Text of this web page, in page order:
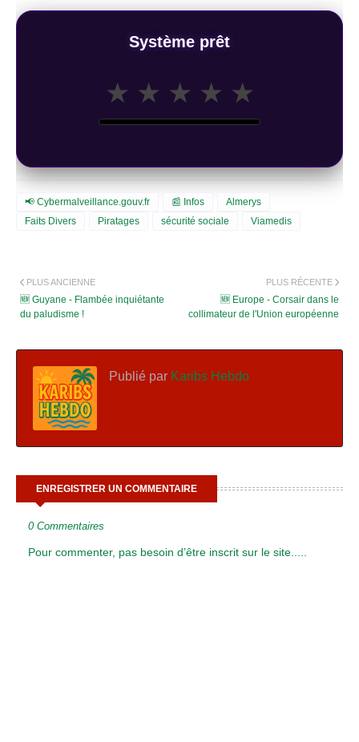
Système prêt
★ ★ ★ ★ ★
📢 Cybermalveillance.gouv.fr 📰 Infos
Almerys
Faits Divers
Piratages sécurité sociale Viamedis
PLUS RÉCENTE
🆕 Europe - Corsair dans le
collimateur de l'Union européenne
PLUS ANCIENNE
🆕 Guyane - Flambée inquiétante
du paludisme !
Publié par Karibs Hebdo
ENREGISTRER UN COMMENTAIRE
0 Commentaires
Pour commenter, pas besoin d’être inscrit sur le site.....